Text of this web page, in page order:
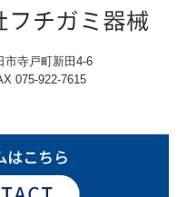
寺戸町新田4-6
075-922-7615